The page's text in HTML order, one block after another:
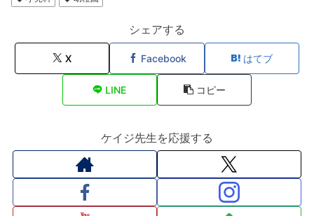
シェアする
X Facebook はてブ
LINE コピー
ケイジ先生を応援する